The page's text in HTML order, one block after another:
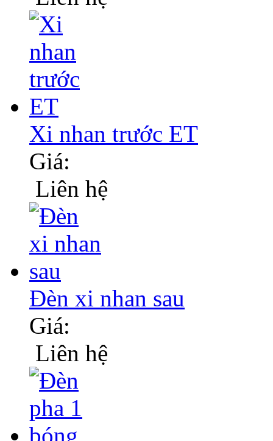
Xi nhan trước ET
Giá:
Liên hệ
Đèn xi nhan sau
Giá:
Liên hệ